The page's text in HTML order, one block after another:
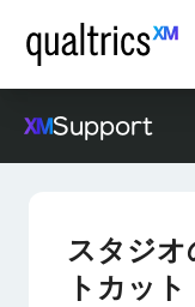
Support
スタジ
トカット